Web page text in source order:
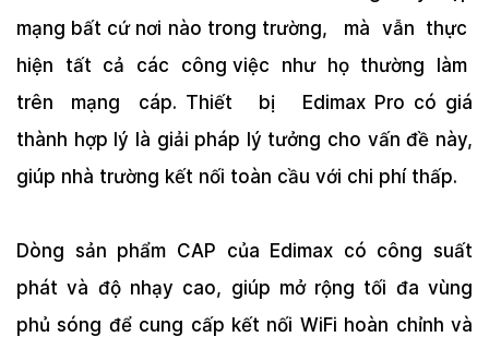
mạng bất cứ nơi nào trong trường, mà vẫn thực
hiện tất cả các công việc như họ thường làm
trên mạng cáp. Thiết bị Edimax Pro có giá
thành hợp lý là giải pháp lý tưởng cho vấn đề này,
giúp nhà trường kết nối toàn cầu với chi phí thấp.
Dòng sản phẩm CAP của Edimax có công suất
phát và độ nhạy cao, giúp mở rộng tối đa vùng
phủ sóng để cung cấp kết nối WiFi hoàn chỉnh và